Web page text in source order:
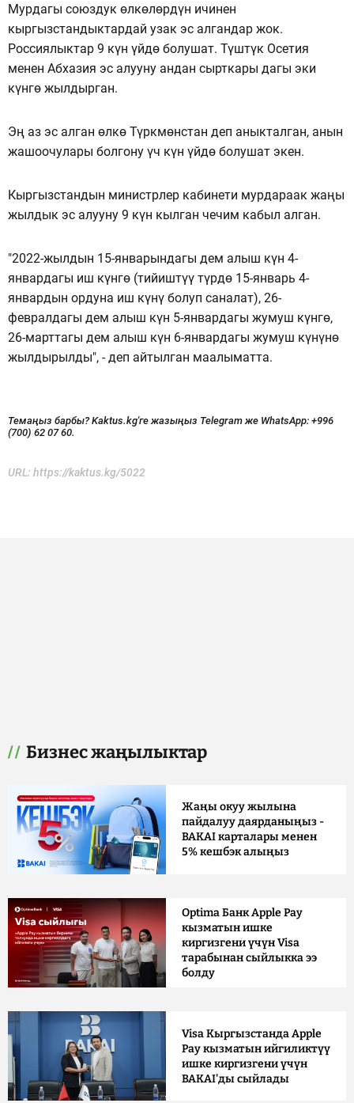
Мурдагы союздук өлкөлөрдүн ичинен
кыргызстандыктардай узак эс алгандар жок.
Россиялыктар 9 күн үйдө болушат. Түштүк Осетия
менен Абхазия эс алууну андан сырткары дагы эки
күнгө жылдырган.
Эң аз эс алган өлкө Түркмөнстан деп аныкталган, анын
жашоочулары болгону үч күн үйдө болушат экен.
Кыргызстандын министрлер кабинети мурдараак жаңы
жылдык эс алууну 9 күн кылган чечим кабыл алган.
"2022-жылдын 15-январындагы дем алыш күн 4-
январдагы иш күнгө (тийиштүү түрдө 15-январь 4-
январдын ордуна иш күнү болуп саналат), 26-
февралдагы дем алыш күн 5-январдагы жумуш күнгө,
26-марттагы дем алыш күн 6-январдагы жумуш күнүнө
жылдырылды", - деп айтылган маалыматта.
Темаңыз барбы? Kaktus.kg'ге жазыңыз Telegram же WhatsApp: +996
(700) 62 07 60.
URL: https://kaktus.kg/5022
Бизнес жаңылыктар
Жаңы окуу жылына
пайдалуу даярданыңыз -
BAKAI карталары менен
5% кешбэк алыңыз
Optima Банк Apple Pay
кызматын ишке
киргизгени үчүн Visa
тарабынан сыйлыкка ээ
болду
Visa Кыргызстанда Apple
Pay кызматын ийгиликтүү
ишке киргизгени үчүн
BAKAI'ды сыйлады